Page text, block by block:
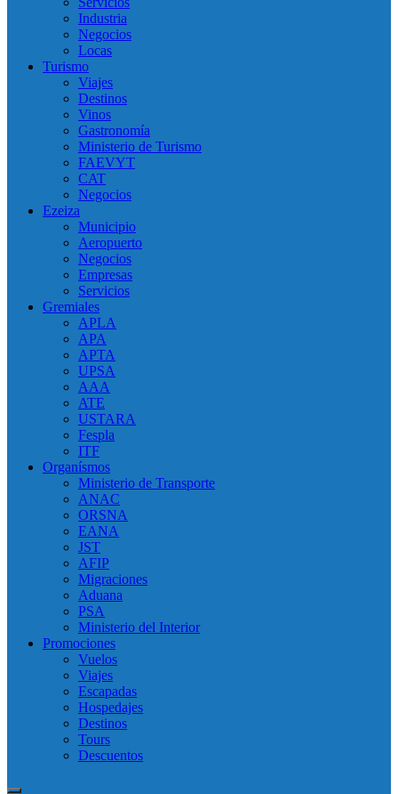
Industria
Negocios
Locas
Turismo
Viajes
Destinos
Vinos
Gastronomía
Ministerio de Turismo
FAEVYT
CAT
Negocios
Ezeiza
Municipio
Aeropuerto
Negocios
Empresas
Servicios
Gremiales
APLA
APA
APTA
UPSA
AAA
ATE
USTARA
Fespla
ITF
Organísmos
Ministerio de Transporte
ANAC
ORSNA
EANA
JST
AFIP
Migraciones
Aduana
PSA
Ministerio del Interior
Promociones
Vuelos
Viajes
Escapadas
Hospedajes
Destinos
Tours
Descuentos